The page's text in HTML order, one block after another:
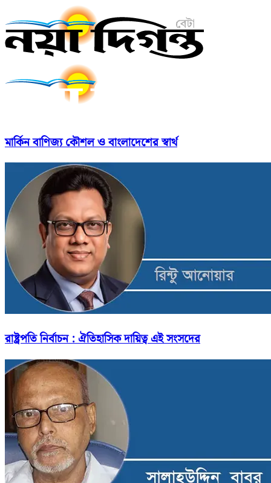
মার্কিন বাণিজ্য কৌশল ও বাংলাদেশের স্বার্থ
রাষ্ট্রপতি নির্বাচন : ঐতিহাসিক দায়িত্ব এই সংসদের